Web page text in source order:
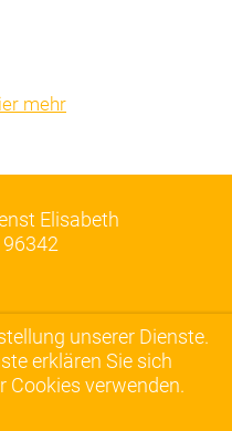
mehr
Elisabeth
96342
unserer Dienste.
erklären Sie sich
Cookies verwenden.